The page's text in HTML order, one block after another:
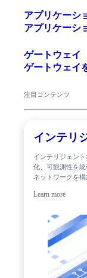
アプリケーシ
アプリケーシ
ゲートウェイ
ゲートウェイ
注目コンテンツ
インテリ
インテリジェン
化、可観測性を
ネットワークを
Learn more